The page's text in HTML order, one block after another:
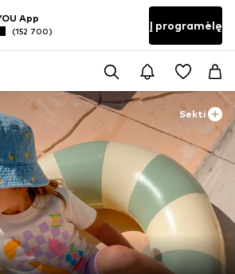
App
(152 700) Į programėlę
Sekti